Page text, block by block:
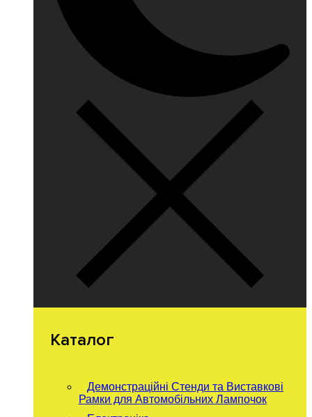
Каталог
Демонстраційні Стенди та Виставкові
Рамки для Автомобільних Лампочок